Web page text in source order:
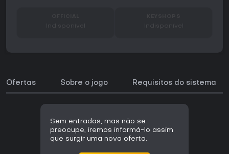
Indisponível Indisponível
Ofertas Sobre o jogo Requisitos do sistema
Sem entradas, mas não se
preocupe, iremos informá-lo assim
que surgir uma nova oferta.